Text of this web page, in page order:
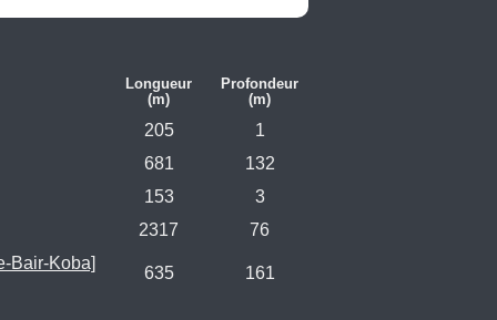
Longueur
(m)
Profondeur
(m)
205
1
681
132
153
3
2317
76
Bair-Koba]
635 161